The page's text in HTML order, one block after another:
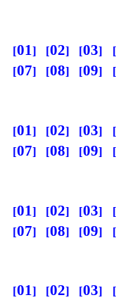
01 02 03
07
08 09
01 02 03
07
08 09
01 02 03
07
08 09
01 02 03